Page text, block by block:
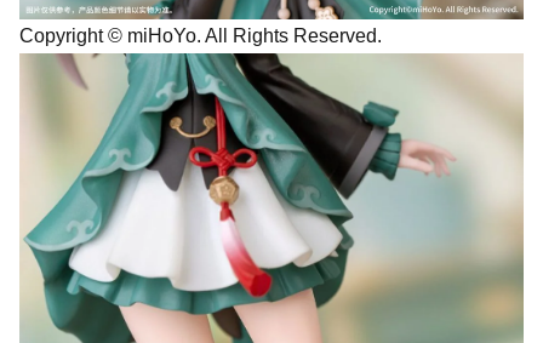
Copyright © miHoYo. All Rights Reserved.